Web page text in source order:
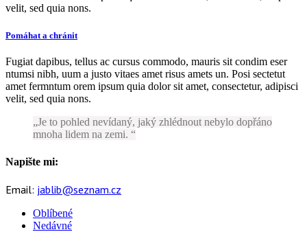
velit, sed quia nons.
Pomáhat a chránit
Fugiat dapibus, tellus ac cursus commodo, mauris sit condim eser
ntumsi nibh, uum a justo vitaes amet risus amets un. Posi sectetut
amet fermntum orem ipsum quia dolor sit amet, consectetur, adipisci
velit, sed quia nons.
Je to pohled nevídaný, jaký zhlédnout nebylo dopřáno
mnoha lidem na zemi.
Napište mi:
Email: jablib@seznam.cz
Oblíbené
Nedávné